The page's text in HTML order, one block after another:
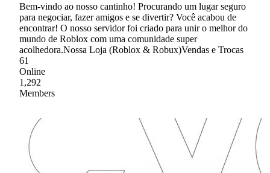
Bem-vindo ao nosso cantinho! Procurando um lugar seguro
para negociar, fazer amigos e se divertir? Você acabou de
encontrar! O nosso servidor foi criado para unir o melhor do
mundo de Roblox com uma comunidade super
acolhedora.Nossa Loja (Roblox & Robux)Vendas e Trocas
61
Online
1,292
Members